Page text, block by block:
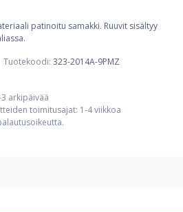
patinoitu samakki. Ruuvit sisältyy
Tuotekoodi: 323-2014A-9PMZ
arkipäivää
toimitusajat: 1-4 viikkoa